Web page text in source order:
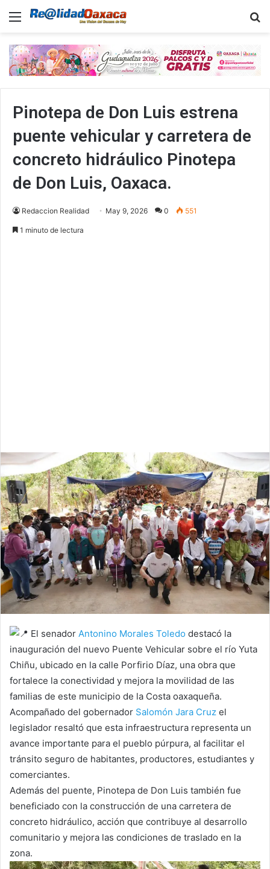
Menu
Pinotepa de Don Luis estrena
puente vehicular y carretera de
concreto hidráulico Pinotepa
de Don Luis, Oaxaca.
Redaccion Realidad May 9, 2026 0 551
1 minuto de lectura
El senador Antonino Morales Toledo destacó la
inauguración del nuevo Puente Vehicular sobre el río Yuta
Chiñu, ubicado en la calle Porfirio Díaz, una obra que
fortalece la conectividad y mejora la movilidad de las
familias de este municipio de la Costa oaxaqueña.
Acompañado del gobernador Salomón Jara Cruz el
legislador resaltó que esta infraestructura representa un
avance importante para el pueblo púrpura, al facilitar el
tránsito seguro de habitantes, productores, estudiantes y
comerciantes.
Además del puente, Pinotepa de Don Luis también fue
beneficiado con la construcción de una carretera de
concreto hidráulico, acción que contribuye al desarrollo
comunitario y mejora las condiciones de traslado en la
zona.